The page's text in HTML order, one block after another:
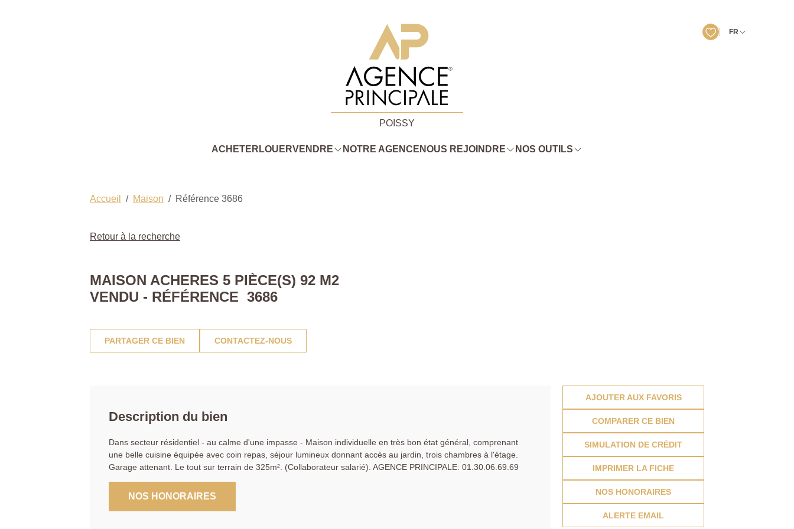
FR
POISSY
ACHETER LOUERVENDRE NOTRE AGENCE NOUS REJOINDRE NOS OUTILS
Accueil Maison Référence 3686
Retour à la recherche
MAISON ACHERES 5 PIÈCE(S) 92 M2
VENDU - RÉFÉRENCE 3686
PARTAGER CE BIEN CONTACTEZ-NOUS
Description du bien
Dans secteur résidentiel - au calme d'une impasse - Maison individuelle en très bon état général, comprenant
une belle cuisine équipée avec coin repas, séjour lumineux donnant accès au jardin, trois chambres à l'étage.
Garage attenant. Le tout sur terrain de 325m². (Collaborateur salarié). AGENCE PRINCIPALE: 01.30.06.69.69
NOS HONORAIRES
AJOUTER AUX FAVORIS
COMPARER CE BIEN
SIMULATION DE CRÉDIT
IMPRIMER LA FICHE
NOS HONORAIRES
ALERTE EMAIL